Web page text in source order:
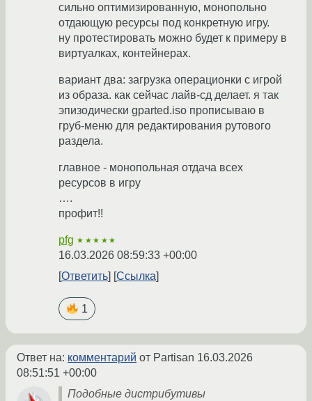
сильно оптимизированную, монопольно
отдающую ресурсы под конкретную игру.
ну протестировать можно будет к примеру в
виртуалках, контейнерах.
вариант два: загрузка операционки с игрой
из образа. как сейчас лайв-сд делает. я так
эпизодически gparted.iso прописываю в
груб-меню для редактирования рутового
раздела.
главное - монопольная отдача всех
ресурсов в игру
….
профит!!
pfg ★★★★★
16.03.2026 08:59:33 +00:00
Ответить
Ссылка
1
Ответ на: комментарий от Partisan 16.03.2026
08:51:51 +00:00
Подобные дистрибутивы